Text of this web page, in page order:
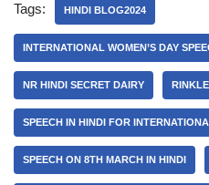
Tags: HINDI BLOG2024
INTERNATIONAL WOMEN’S DAY
NR HINDI SECRET DAIRY
SPEECH IN HINDI FOR
SPEECH ON 8TH MARCH IN HINDI